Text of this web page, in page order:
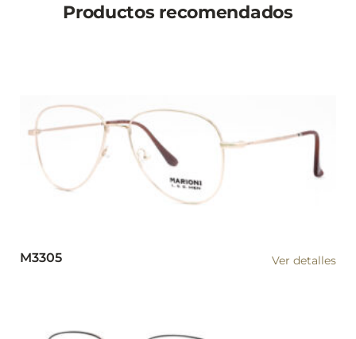
Productos recomendados
M3305 Ver detalles